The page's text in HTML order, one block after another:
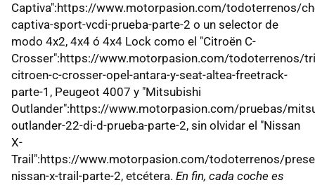
Captiva":https://www.motorpasion.com/todoterrenos/
captiva-sport-vcdi-prueba-parte-2 o un selector de
modo 4x2, 4x4 ó 4x4 Lock como el "Citroën C-
Crosser":https://www.motorpasion.com/todoterrenos/
citroen-c-crosser-opel-antara-y-seat-altea-freetrack-
parte-1, Peugeot 4007 y "Mitsubishi
Outlander":https://www.motorpasion.com/pruebas/
outlander-22-di-d-prueba-parte-2, sin olvidar el "Nissan
X-
Trail":https://www.motorpasion.com/todoterrenos/
nissan-x-trail-parte-2, etcétera. En fin, cada coche es